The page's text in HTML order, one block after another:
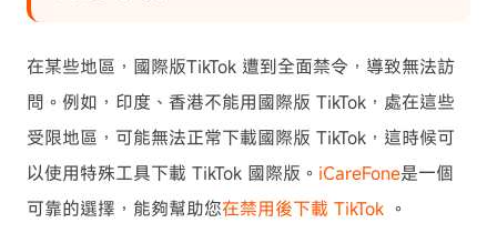
在某些地區，國際版TikTok 遭到全面禁令，導致無法訪
問。例如，印度、香港不能用國際版 TikTok，處在這些
受限地區，可能無法正常下載國際版 TikTok，這時候可
以使用特殊工具下載 TikTok 國際版。 iCareFone是一個
可靠的選擇，能夠幫助您在禁用後下載 TikTok 。